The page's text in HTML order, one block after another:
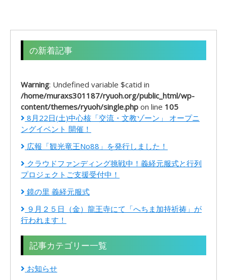
の新着記事
Warning: Undefined variable $catid in
/home/muraxs301187/ryuoh.org/public_html/wp-
content/themes/ryuoh/single.php on line 105
8月22日(土)中心核「交流・文教ゾーン」 オープニ
ングイベント 開催！
広報「観光竜王No88」を発行しました！
クラウドファンディング挑戦中！義経元服式と行列
プロジェクトご支援受付中！
鏡の里 義経元服式
９月２５日（金）龍王寺にて「へちま加持祈祷」が
行われます！
記事カテゴリー一覧
お知らせ